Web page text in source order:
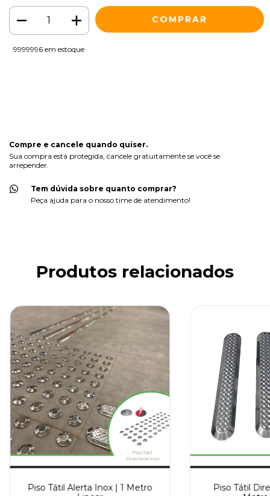
9999996 em estoque
Compre e cancele quando quiser.
Sua compra está protegida, cancele gratuitamente se você se
arrepender.
Tem dúvida sobre quanto comprar?
Peça ajuda para o nosso time de atendimento!
Produtos relacionados
Piso Tátil Alerta Inox | 1 Metro
Piso Tátil